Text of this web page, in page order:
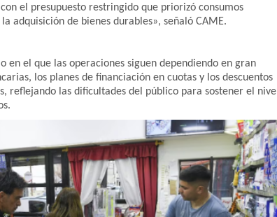
el presupuesto restringido que priorizó consumos
adquisición de bienes durables», señaló CAME.
en el que las operaciones siguen dependiendo en gran
los planes de financiación en cuotas y los descuentos
reflejando las dificultades del público para sostener el nivel